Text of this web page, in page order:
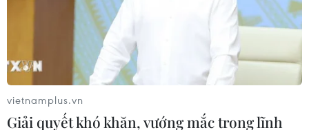
12/06/2021 09:00
Giới phân tích từ các công ty chứng khoán nhận định
tâm lý tích cực của nhà đầu tư có thể tiếp tục trong tuần
từ 14-18/6, giúp VN-Index hướng đến mục tiêu 1.400
điểm.
vietnamplus.vn
Giải quyết khó khăn, vướng mắc trong lĩnh